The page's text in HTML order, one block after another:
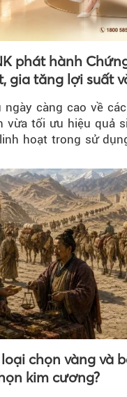
phát hành
gia tăng lợi suất
ngày càng cao về
vừa tối ưu hiệu quả
hoạt trong sử
chọn vàng và
kim cương?